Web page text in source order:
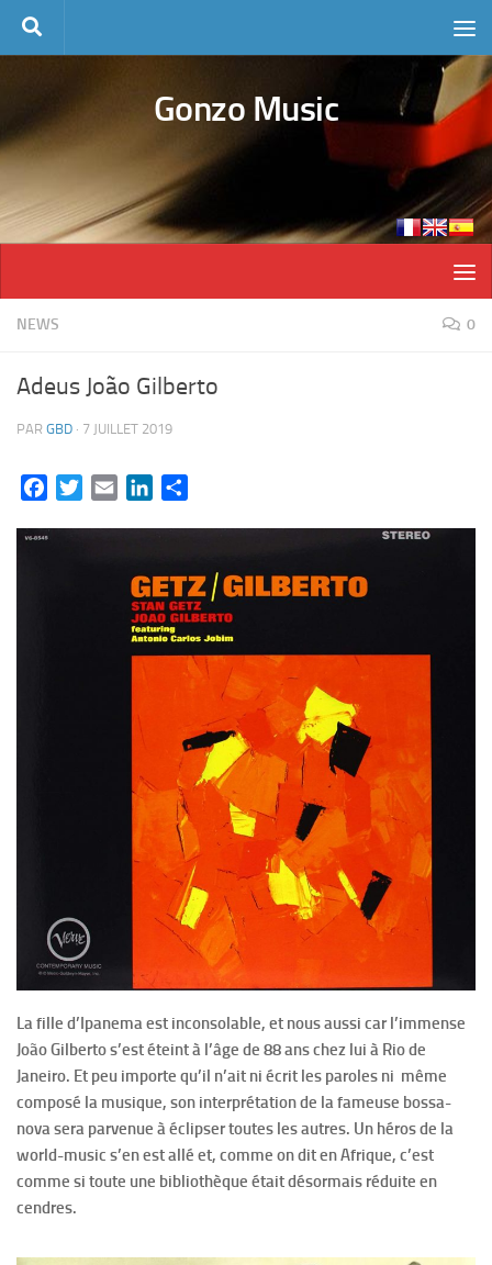
Skip to content
Gonzo Music
NEWS 0
Adeus João Gilberto
PAR GBD · 7 JUILLET 2019
FacebookTwitterEmail LinkedIn
La fille d’Ipanema est inconsolable, et nous aussi car l’immense
João Gilberto s’est éteint à l’âge de 88 ans chez lui à Rio de
Janeiro. Et peu importe qu’il n’ait ni écrit les paroles ni même
composé la musique, son interprétation de la fameuse bossa-
nova sera parvenue à éclipser toutes les autres. Un héros de la
world-music s’en est allé et, comme on dit en Afrique, c’est
comme si toute une bibliothèque était désormais réduite en
cendres.